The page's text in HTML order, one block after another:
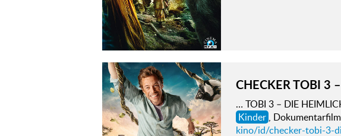
CHECKER TOBI 3
… TOBI 3 – DIE
Kinder ,
kino/id/checker-tobi-3-